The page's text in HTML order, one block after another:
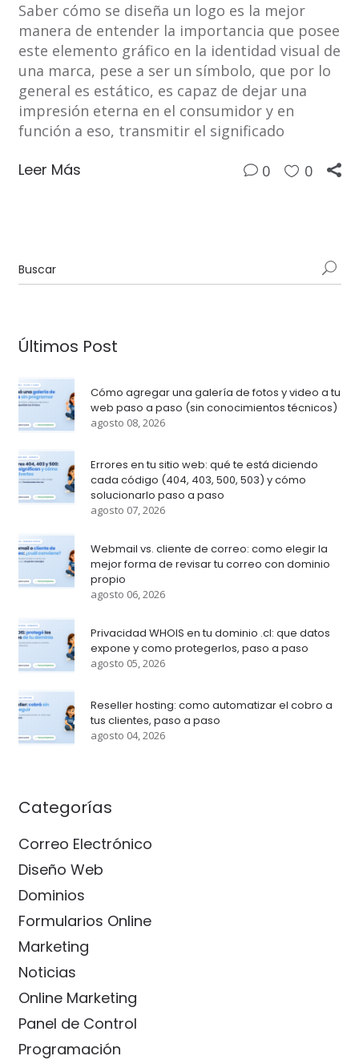
Saber cómo se diseña un logo es la mejor
manera de entender la importancia que posee
este elemento gráfico en la identidad visual de
una marca, pese a ser un símbolo, que por lo
general es estático, es capaz de dejar una
impresión eterna en el consumidor y en
función a eso, transmitir el significado
Leer Más 0 0
Últimos Post
Cómo agregar una galería de fotos y video a tu
web paso a paso (sin conocimientos técnicos)
agosto 08, 2026
Errores en tu sitio web: qué te está diciendo
cada código (404, 403, 500, 503) y cómo
solucionarlo paso a paso
agosto 07, 2026
Webmail vs. cliente de correo: como elegir la
mejor forma de revisar tu correo con dominio
propio
agosto 06, 2026
Privacidad WHOIS en tu dominio .cl: que datos
expone y como protegerlos, paso a paso
agosto 05, 2026
Reseller hosting: como automatizar el cobro a
tus clientes, paso a paso
agosto 04, 2026
Categorías
Correo Electrónico
Diseño Web
Dominios
Formularios Online
Marketing
Noticias
Online Marketing
Panel de Control
Programación